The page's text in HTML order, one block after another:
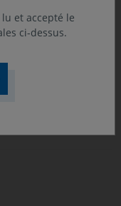
»
du pôle Veille
et accepté le
ci-dessus.